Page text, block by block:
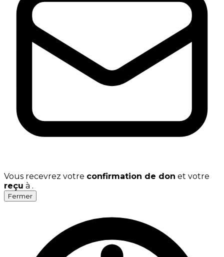
Vous recevrez votre confirmation de don et votre
reçu à .
Fermer